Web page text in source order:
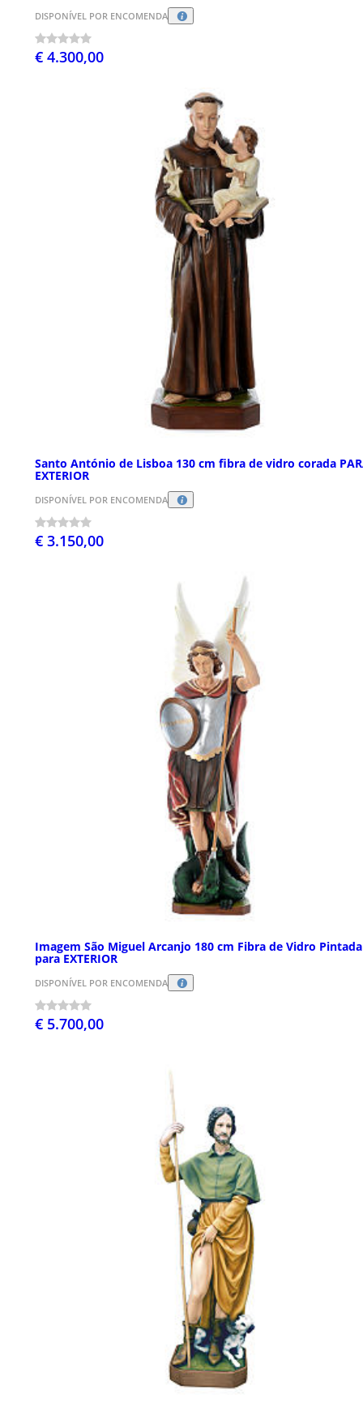
DISPONÍVEL POR ENCOMENDA
€ 4.300,00
Santo António de Lisboa 130 cm fibra de vidro corada
EXTERIOR
DISPONÍVEL POR ENCOMENDA
€ 3.150,00
Imagem São Miguel Arcanjo 180 cm Fibra de Vidro Pintada
para EXTERIOR
DISPONÍVEL POR ENCOMENDA
€ 5.700,00